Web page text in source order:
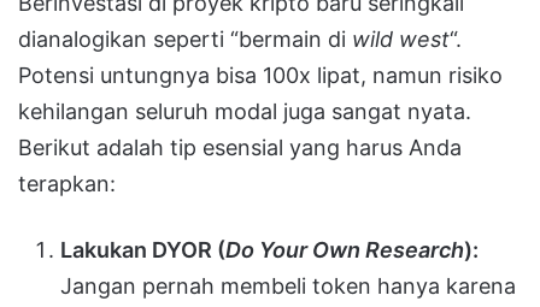
dianalogikan seperti “bermain di wild west“.
Potensi untungnya bisa 100x lipat, namun risiko
kehilangan seluruh modal juga sangat nyata.
Berikut adalah tip esensial yang harus Anda
terapkan:
Lakukan DYOR (Do Your Own Research):
Jangan pernah membeli token hanya karena